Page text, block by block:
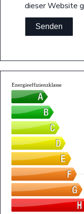
dieser Website
Senden
Energieeffizienzklasse